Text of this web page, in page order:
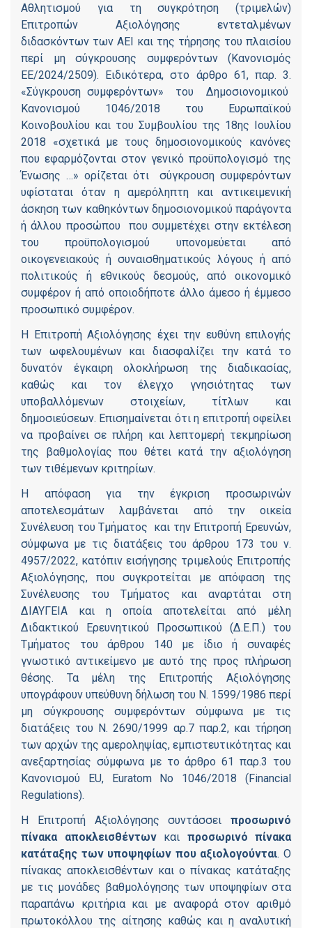
Αθλητισμού για τη συγκρότηση (τριμελών)
Επιτροπών Αξιολόγησης εντεταλμένων
διδασκόντων των ΑΕΙ και της τήρησης του πλαισίου
περί μη σύγκρουσης συμφερόντων (Κανονισμός
ΕΕ/2024/2509). Ειδικότερα, στο άρθρο 61, παρ. 3.
«Σύγκρουση συμφερόντων» του Δημοσιονομικού
Κανονισμού 1046/2018 του Ευρωπαϊκού
Κοινοβουλίου και του Συμβουλίου της 18ης Ιουλίου
2018 «σχετικά με τους δημοσιονομικούς κανόνες
που εφαρμόζονται στον γενικό προϋπολογισμό της
Ένωσης …» ορίζεται ότι σύγκρουση συμφερόντων
υφίσταται όταν η αμερόληπτη και αντικειμενική
άσκηση των καθηκόντων δημοσιονομικού παράγοντα
ή άλλου προσώπου που συμμετέχει στην εκτέλεση
του προϋπολογισμού υπονομεύεται από
οικογενειακούς ή συναισθηματικούς λόγους ή από
πολιτικούς ή εθνικούς δεσμούς, από οικονομικό
συμφέρον ή από οποιοδήποτε άλλο άμεσο ή έμμεσο
προσωπικό συμφέρον.
Η Επιτροπή Αξιολόγησης έχει την ευθύνη επιλογής
των ωφελουμένων και διασφαλίζει την κατά το
δυνατόν έγκαιρη ολοκλήρωση της διαδικασίας,
καθώς και τον έλεγχο γνησιότητας των
υποβαλλόμενων στοιχείων, τίτλων και
δημοσιεύσεων. Επισημαίνεται ότι η επιτροπή οφείλει
να προβαίνει σε πλήρη και λεπτομερή τεκμηρίωση
της βαθμολογίας που θέτει κατά την αξιολόγηση
των τιθέμενων κριτηρίων.
Η απόφαση για την έγκριση προσωρινών
αποτελεσμάτων λαμβάνεται από την οικεία
Συνέλευση του Τμήματος και την Επιτροπή Ερευνών,
σύμφωνα με τις διατάξεις του άρθρου 173 του ν.
4957/2022, κατόπιν εισήγησης τριμελούς Επιτροπής
Αξιολόγησης, που συγκροτείται με απόφαση της
Συνέλευσης του Τμήματος και αναρτάται στη
ΔΙΑΥΓΕΙΑ και η οποία αποτελείται από μέλη
Διδακτικού Ερευνητικού Προσωπικού (Δ.Ε.Π.) του
Τμήματος του άρθρου 140 με ίδιο ή συναφές
γνωστικό αντικείμενο με αυτό της προς πλήρωση
θέσης. Τα μέλη της Επιτροπής Αξιολόγησης
υπογράφουν υπεύθυνη δήλωση του Ν. 1599/1986 περί
μη σύγκρουσης συμφερόντων σύμφωνα με τις
διατάξεις του Ν. 2690/1999 αρ.7 παρ.2, και τήρηση
των αρχών της αμεροληψίας, εμπιστευτικότητας και
ανεξαρτησίας σύμφωνα με το άρθρο 61 παρ.3 του
Κανονισμού EU, Euratom No 1046/2018 (Financial
Regulations).
Η Επιτροπή Αξιολόγησης συντάσσει προσωρινό
πίνακα αποκλεισθέντωνκαι προσωρινό πίνακα
κατάταξης των υποψηφίων που αξιολογούνται. Ο
πίνακας αποκλεισθέντων και ο πίνακας κατάταξης
με τις μονάδες βαθμολόγησης των υποψηφίων στα
παραπάνω κριτήρια και με αναφορά στον αριθμό
πρωτοκόλλου της αίτησης καθώς και η αναλυτική